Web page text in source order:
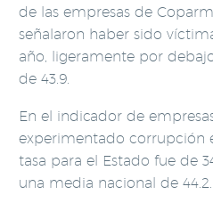
de las empresas de
señalaron haber sido
año, ligeramente por
de 43.9.
En el indicador de
experimentado corrupción
tasa para el Estado fue de
una media nacional de 44.2.